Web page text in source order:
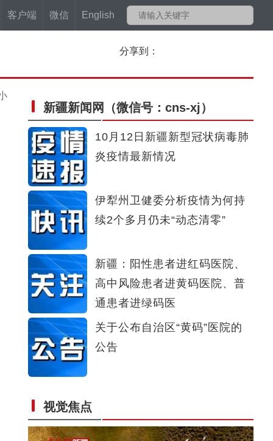
客户端 微信 English
分享到：
新疆新闻网 （微信号：cns-xj）
10月12日新疆新型冠状病毒肺
炎疫情最新情况
伊犁州卫健委分析疫情为何持
续2个多月仍未“动态清零”
新疆：阳性患者进红码医院、
高中风险患者进黄码医院、普
通患者进绿码医
关于公布自治区“黄码”医院的
公告
视觉焦点
新疆麦盖提县：沙漠变绿洲
新疆拜城：秋风送斑斓 满目皆金黄